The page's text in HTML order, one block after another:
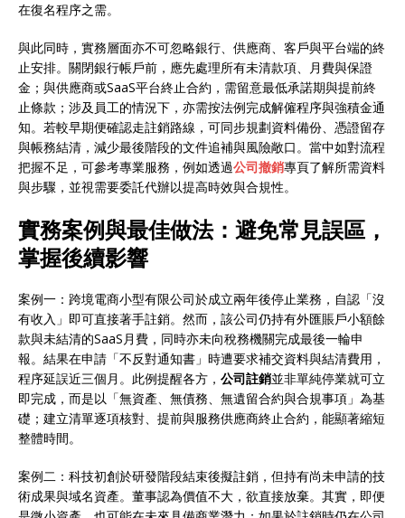
在復名程序之需。
與此同時，實務層面亦不可忽略銀行、供應商、客戶與平台端的終
止安排。關閉銀行帳戶前，應先處理所有未清款項、月費與保證
金；與供應商或SaaS平台終止合約，需留意最低承諾期與提前終
止條款；涉及員工的情況下，亦需按法例完成解僱程序與強積金通
知。若較早期便確認走註銷路線，可同步規劃資料備份、憑證留存
與帳務結清，減少最後階段的文件追補與風險敞口。當中如對流程
把握不足，可參考專業服務，例如透過公司撤銷專頁了解所需資料
與步驟，並視需要委託代辦以提高時效與合規性。
實務案例與最佳做法：避免常見誤區，
掌握後續影響
案例一：跨境電商小型有限公司於成立兩年後停止業務，自認「沒
有收入」即可直接著手註銷。然而，該公司仍持有外匯賬戶小額餘
款與未結清的SaaS月費，同時亦未向稅務機關完成最後一輪申
報。結果在申請「不反對通知書」時遭要求補交資料與結清費用，
程序延誤近三個月。此例提醒各方， 公司註銷並非單純停業就可立
即完成，而是以「無資產、無債務、無遺留合約與合規事項」為基
礎；建立清單逐項核對、提前與服務供應商終止合約，能顯著縮短
整體時間。
案例二：科技初創於研發階段結束後擬註銷，但持有尚未申請的技
術成果與域名資產。董事認為價值不大，欲直接放棄。其實，即便